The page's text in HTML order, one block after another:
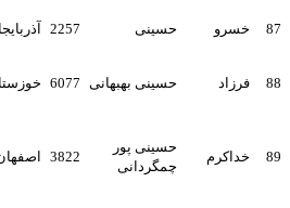
حسینی 2257 آذربایجانغربی سلماس
حسینی بهبهانی 6077 خوزستان اهواز
چمگردانی
3822 اصفهان اصفهان